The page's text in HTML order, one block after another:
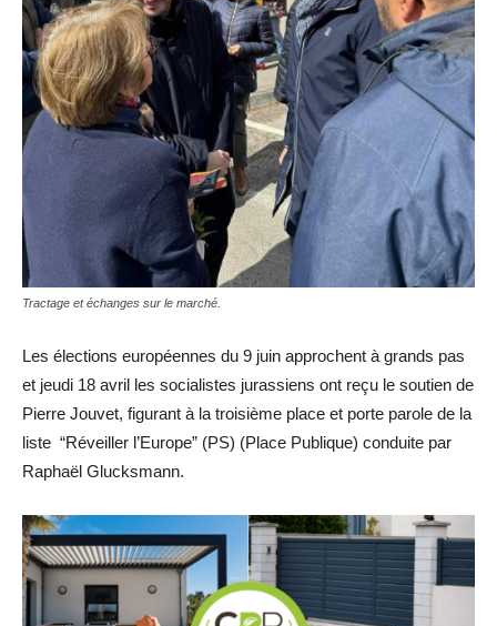
Tractage et échanges sur le marché.
Les élections européennes du 9 juin approchent à grands pas
et jeudi 18 avril les socialistes jurassiens ont reçu le soutien de
Pierre Jouvet, figurant à la troisième place et porte parole de la
liste “Réveiller l’Europe” (PS) (Place Publique) conduite par
Raphaël Glucksmann.